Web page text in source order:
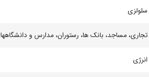
سلولزی
تجاری، مساجد، بانک ها، رستوران، مدارس و دانشگاهها
انرژی